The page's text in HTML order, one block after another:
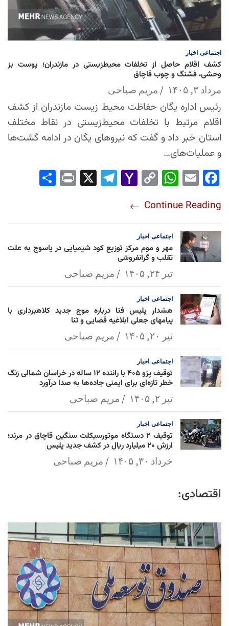
اجتماعی اخبار
کشف اقلام حاصل از تخلفات محیط‌زیستی در مازندران؛ پوست بز
وحشی، فشنگ و چوب قاچاق
مرداد ۳, ۱۴۰۵ مریم صباحی
رئیس اداره یگان حفاظت محیط زیست مازندران از کشف
اقلام مرتبط با تخلفات محیط‌زیستی در نقاط مختلف
استان خبر داد و گفت که نیروهای یگان در ادامه گشت‌ها
و عملیات‌های…
Fac
ok
Em
Wh
Ap
p
Co
Lin
k
Yah
l
Tel
Pri
Continue Reading
اجتماعی اخبار
مهر و موم مرکز توزیع کود شیمیایی در یاسوج به علت
تقلب و گرانفروشی
تیر ۲۴, ۱۴۰۵ مریم صباحی
اجتماعی اخبار
هشدار پلیس فتا درباره موج جدید کلاهبرداری با
پیامهای جعلی ابلاغیه قضایی و ثنا
تیر ۲۰, ۱۴۰۵ مریم صباحی
اجتماعی اخبار
توقیف پژو ۴۰۵ با راننده ۱۲ ساله در خراسان شمالی زنگ
خطر تازه‌ای برای ایمنی جاده‌ها به صدا درآورد
تیر ۲, ۱۴۰۵ مریم صباحی
اجتماعی اخبار
توقیف ۲ دستگاه موتورسیکلت سنگین قاچاق در مرند؛
ارزش ۲۰ میلیارد ریال در کشف جدید پلیس
خرداد ۳۰, ۱۴۰۵ مریم صباحی
اقتصادی: